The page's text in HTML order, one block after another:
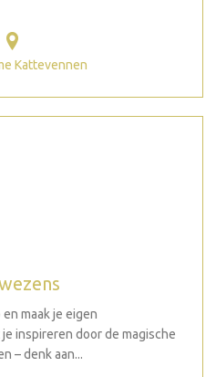
Kattevennen
maak je eigen
inspireren door de magische
– denk aan...